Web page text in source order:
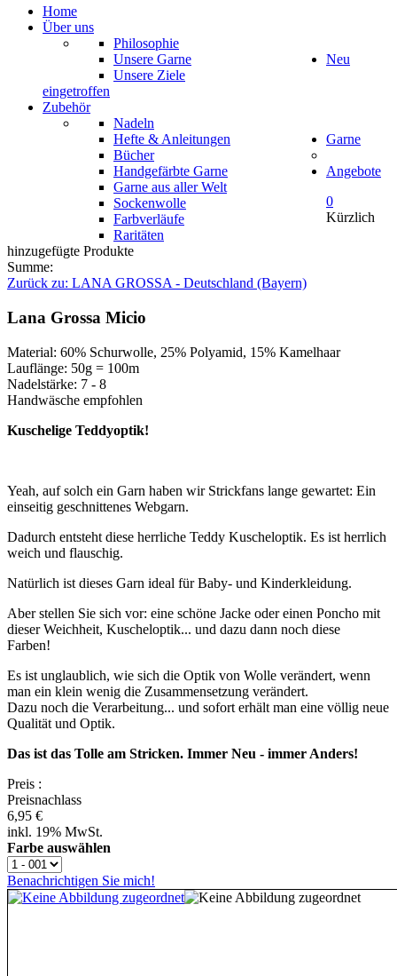
Home
Über uns
Philosophie
Unsere Garne
Unsere Ziele
Neu
eingetroffen
Zubehör
Nadeln
Hefte & Anleitungen
Bücher
Garne
Handgefärbte Garne
Garne aus aller Welt
Sockenwolle
Farbverläufe
Raritäten
Angebote
0
Kürzlich
hinzugefügte Produkte
Summe:
Zurück zu: LANA GROSSA - Deutschland (Bayern)
Lana Grossa Micio
Material: 60% Schurwolle, 25% Polyamid, 15% Kamelhaar
Lauflänge: 50g = 100m
Nadelstärke: 7 - 8
Handwäsche empfohlen
Kuschelige Teddyoptik!
Yeah, auf solch ein Garn haben wir Strickfans lange gewartet: Ein
einseitig geschnittenes Webgarn.
Dadurch entsteht diese herrliche Teddy Kuscheloptik. Es ist herrlich
weich und flauschig.
Natürlich ist dieses Garn ideal für Baby- und Kinderkleidung.
Aber stellen Sie sich vor: eine schöne Jacke oder einen Poncho mit
dieser Weichheit, Kuscheloptik... und dazu dann noch diese
Farben!
Es ist unglaublich, wie sich die Optik von Wolle verändert, wenn
man ein klein wenig die Zusammensetzung verändert.
Dazu noch die Verarbeitung... und sofort erhält man eine völlig neue
Qualität und Optik.
Das ist das Tolle am Stricken. Immer Neu - immer Anders!
Preis :
Preisnachlass
6,95 €
inkl. 19% MwSt.
Farbe auswählen
Benachrichtigen Sie mich!